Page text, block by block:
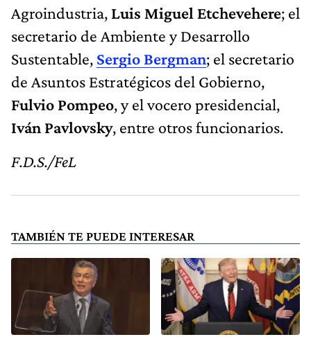
Agroindustria, Luis Miguel Etchevehere; el
secretario de Ambiente y Desarrollo
Sustentable, Sergio Bergman; el secretario
de Asuntos Estratégicos del Gobierno,
Fulvio Pompeo, y el vocero presidencial,
Iván Pavlovsky, entre otros funcionarios.
F.D.S./FeL
TAMBIÉN TE PUEDE INTERESAR